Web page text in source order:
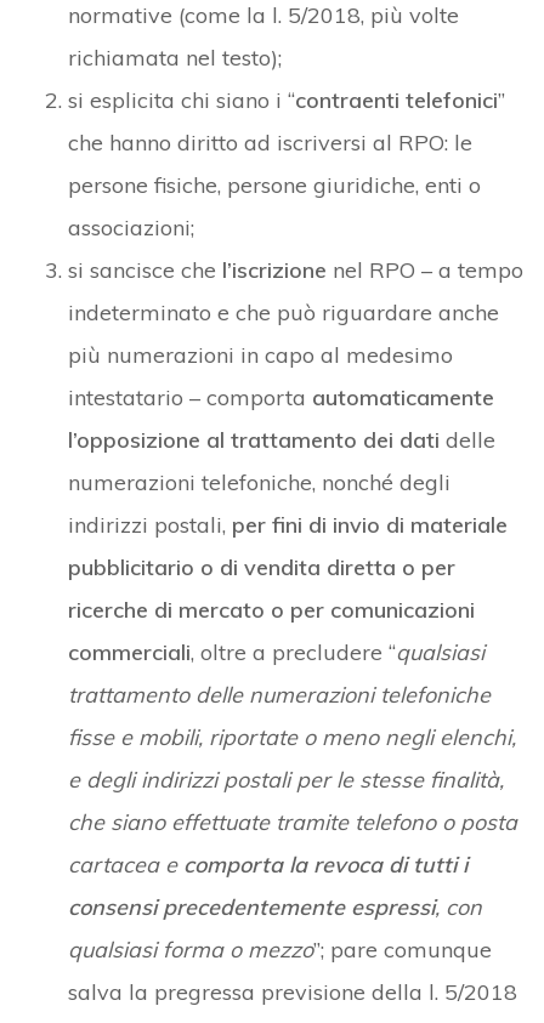
normative (come la l. 5/2018, più volte
richiamata nel testo);
si esplicita chi siano i “contraenti telefonici”
che hanno diritto ad iscriversi al RPO: le
persone fisiche, persone giuridiche, enti o
associazioni;
si sancisce che l’iscrizione nel RPO – a tempo
indeterminato e che può riguardare anche
più numerazioni in capo al medesimo
intestatario – comporta automaticamente
l’opposizione al trattamento dei dati delle
numerazioni telefoniche, nonché degli
indirizzi postali, per fini di invio di materiale
pubblicitario o di vendita diretta o per
ricerche di mercato o per comunicazioni
commerciali, oltre a precludere “qualsiasi
trattamento delle numerazioni telefoniche
fisse e mobili, riportate o meno negli elenchi,
e degli indirizzi postali per le stesse finalità,
che siano effettuate tramite telefono o posta
cartacea e comporta la revoca di tutti i
consensi precedentemente espressi, con
qualsiasi forma o mezzo”; pare comunque
salva la pregressa previsione della l. 5/2018